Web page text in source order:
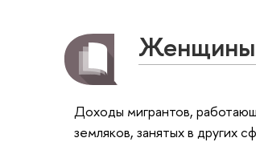
Женщины
Доходы мигрантов,
земляков, занятых в